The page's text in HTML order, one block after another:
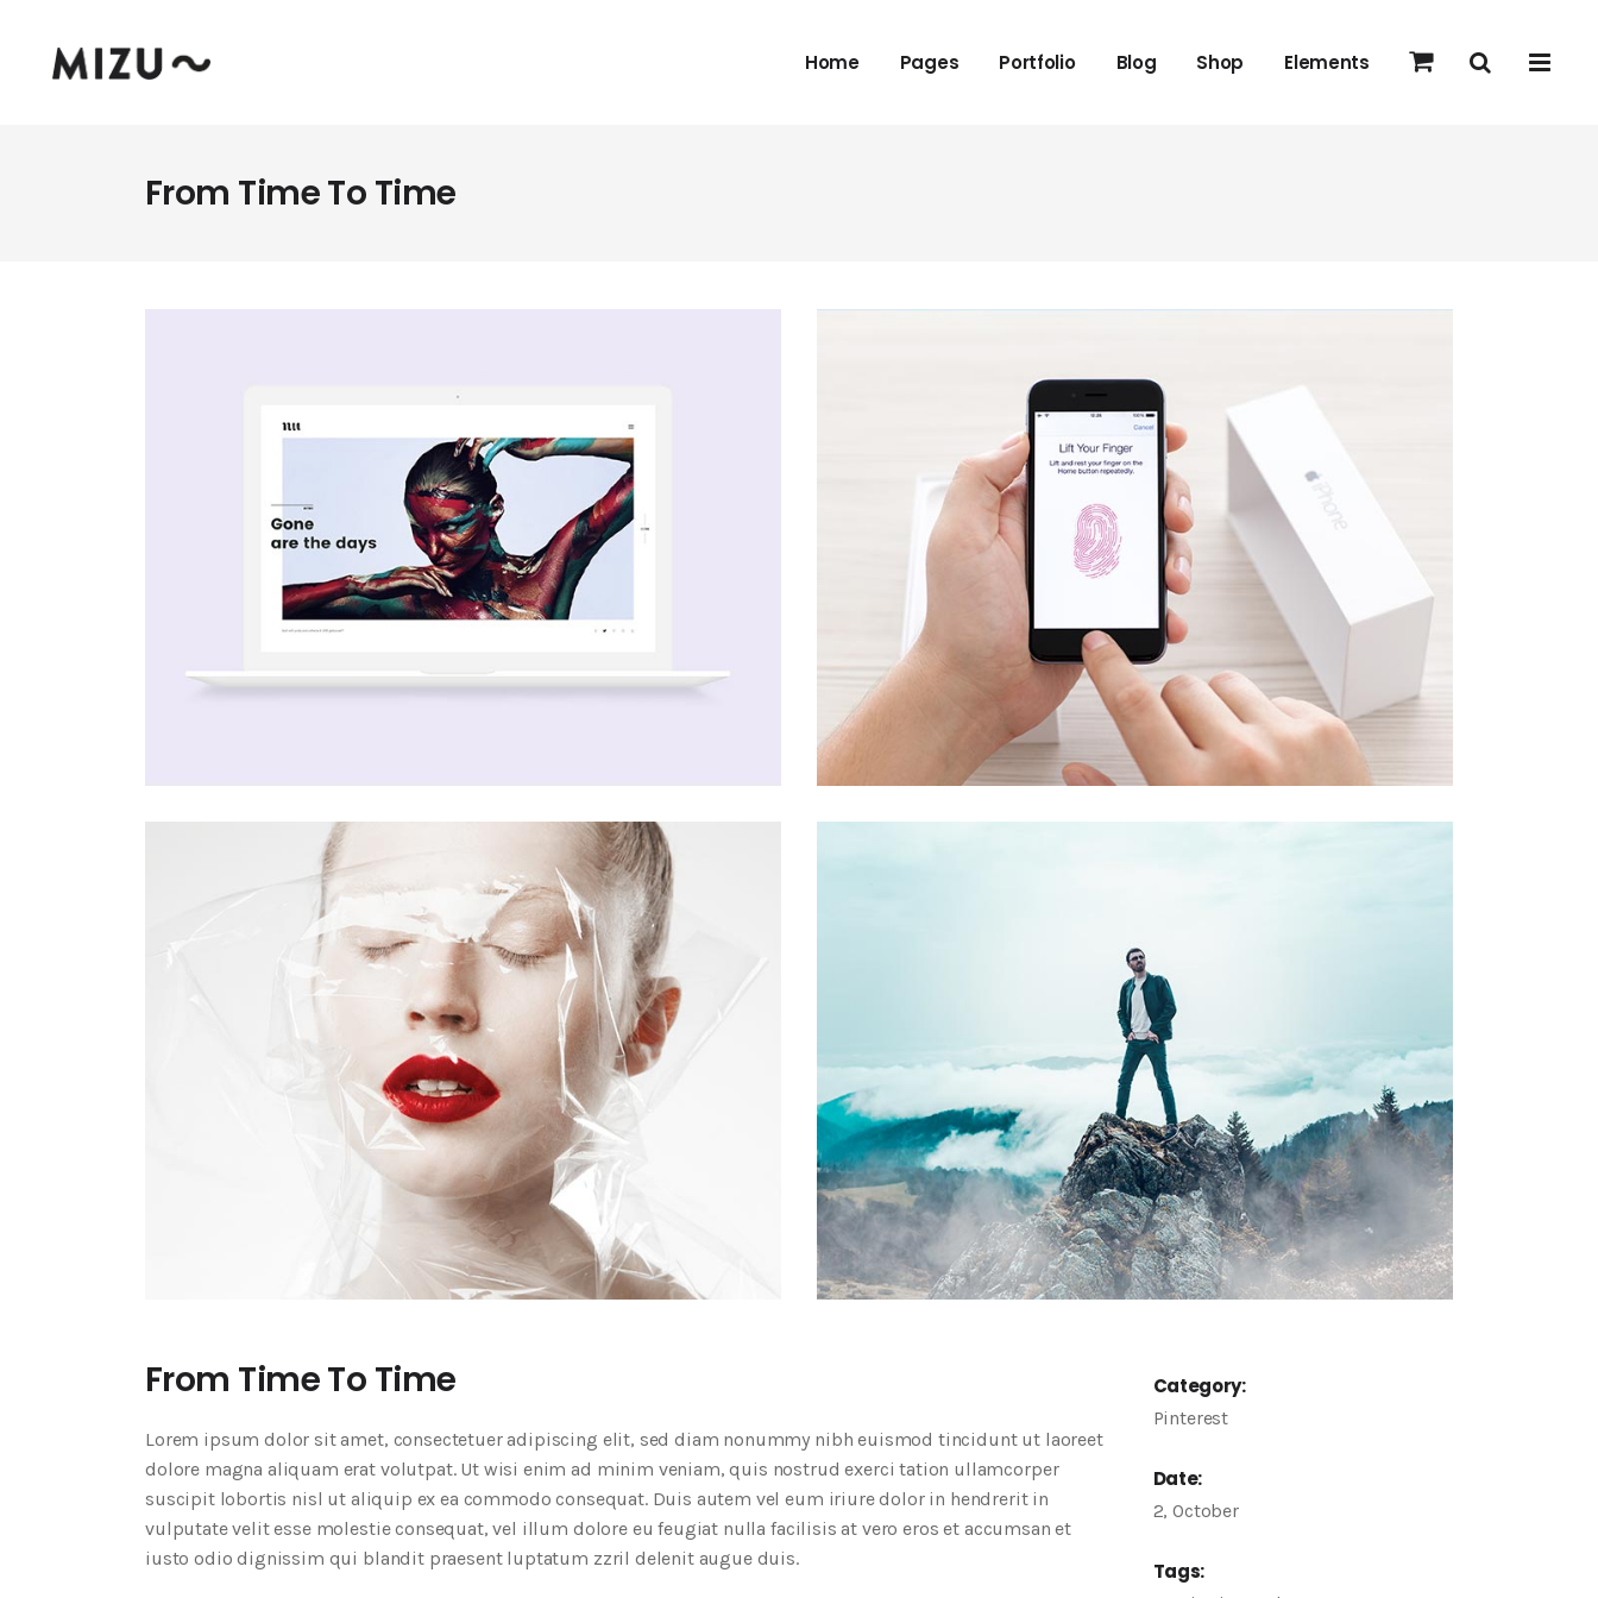
Home Pages Portfolio Blog Shop Elements
From Time To Time
From Time To Time
Lorem ipsum dolor sit amet, consectetuer adipiscing elit, sed diam nonummy nibh euismod tincidunt ut laoreet
dolore magna aliquam erat volutpat. Ut wisi enim ad minim veniam, quis nostrud exerci tation ullamcorper
suscipit lobortis nisl ut aliquip ex ea commodo consequat. Duis autem vel eum iriure dolor in hendrerit in
vulputate velit esse molestie consequat, vel illum dolore eu feugiat nulla facilisis at vero eros et accumsan et
iusto odio dignissim qui blandit praesent luptatum zzril delenit augue duis.
Category:
Pinterest
Date:
2, October
Tags: